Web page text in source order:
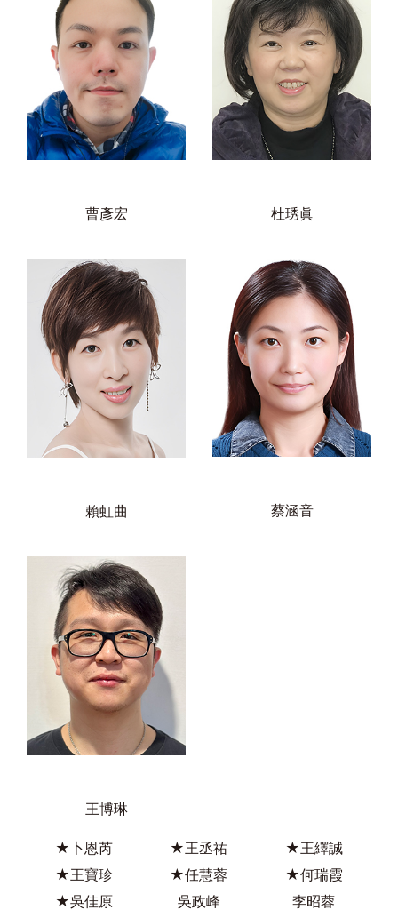
曹彥宏 杜琇眞
賴虹曲 蔡涵音
王博琳
★卜恩芮 ★王丞祐
★王繹誠
★王寶珍
★任慧蓉
★何瑞霞
★吳佳原
吳政峰
李昭蓉